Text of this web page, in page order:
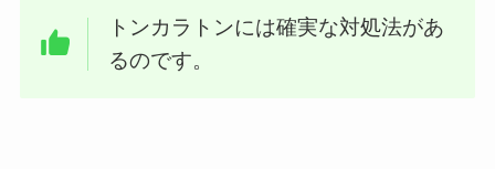
トンカラトンには確実な対処法があ
るのです。